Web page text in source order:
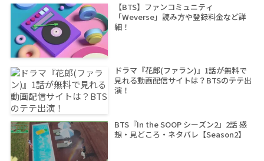
【BTS】ファンコミュニティ
「Weverse」読み方や登録料金など詳
細！
ドラマ『花郎(ファラン)』1話が無料で
見れる動画配信サイトは？BTSのテテ出
演！
BTS『In the SOOP シーズン2』2話 感
想・見どころ・ネタバレ【Season2】